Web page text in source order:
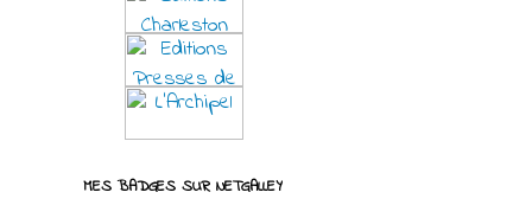
MES BADGES SUR NETGALLEY